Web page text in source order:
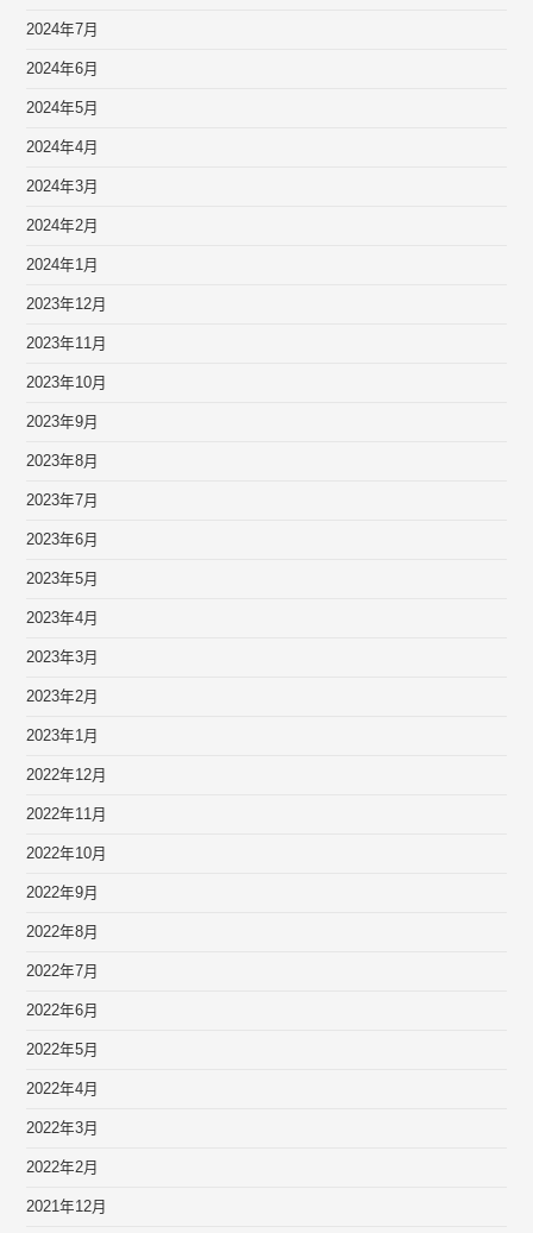
2024年7月
2024年6月
2024年5月
2024年4月
2024年3月
2024年2月
2024年1月
2023年12月
2023年11月
2023年10月
2023年9月
2023年8月
2023年7月
2023年6月
2023年5月
2023年4月
2023年3月
2023年2月
2023年1月
2022年12月
2022年11月
2022年10月
2022年9月
2022年8月
2022年7月
2022年6月
2022年5月
2022年4月
2022年3月
2022年2月
2021年12月